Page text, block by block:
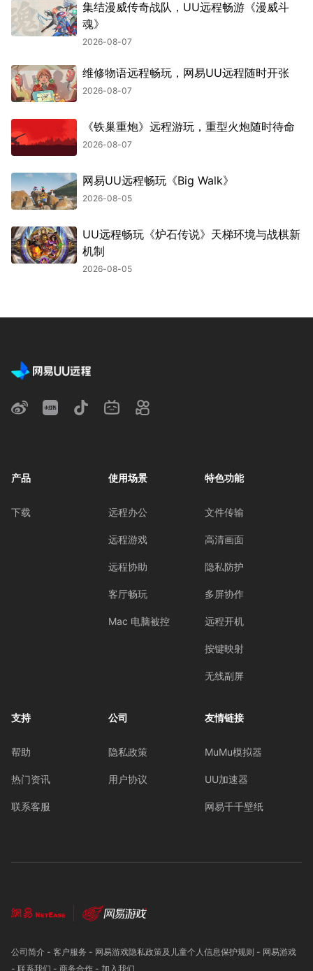
集结漫威传奇战队，UU远程畅游《漫威斗
魂》
2026-08-07
维修物语远程畅玩，网易UU远程随时开张
2026-08-07
《铁巢重炮》远程游玩，重型火炮随时待命
2026-08-07
网易UU远程畅玩《Big Walk》
2026-08-05
UU远程畅玩《炉石传说》天梯环境与战棋新
机制
2026-08-05
产品
下载
使用场景
远程办公
远程游戏
远程协助
客厅畅玩
Mac 电脑被控
特色功能
文件传输
高清画面
隐私防护
多屏协作
远程开机
按键映射
无线副屏
支持
帮助
热门资讯
联系客服
公司
隐私政策
用户协议
友情链接
MuMu模拟器
UU加速器
网易千千壁纸
公司简介 - 客户服务 - 网易游戏隐私政策及儿童个人信息保护规则 - 网易游戏
- 联系我们 - 商务合作 - 加入我们